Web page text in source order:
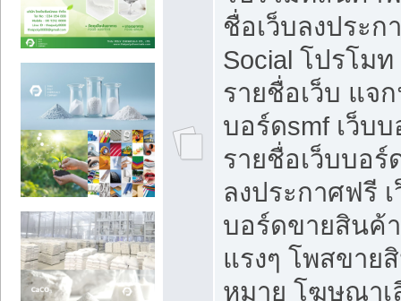
ชื่อเว็บลงประ
Social โปรโม
รายชื่อเว็บ แจ
บอร์ดsmf เว็บ
รายชื่อเว็บบอ
ลงประกาศฟรี
บอร์ดขายสินค้
แรงๆ โพสขาย
หมาย โฆษณาเ